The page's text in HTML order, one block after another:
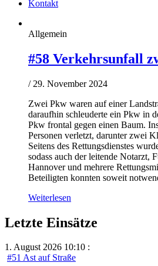
Kontakt
Allgemein
#58 Verkehrsunfall
/ 29. November 2024
Zwei Pkw waren auf einer
daraufhin schleuderte ein Pkw in
Pkw frontal gegen einen Baum.
Personen verletzt, darunter zwei
Seitens des Rettungsdienstes
sodass auch der leitende Notarzt,
Hannover und mehrere
Beteiligten konnten soweit
Weiterlesen
Letzte Einsätze
1. August 2026 10:10 :
#51 Ast auf Straße